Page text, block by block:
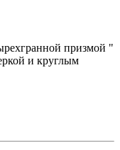
призмой "
и круглым